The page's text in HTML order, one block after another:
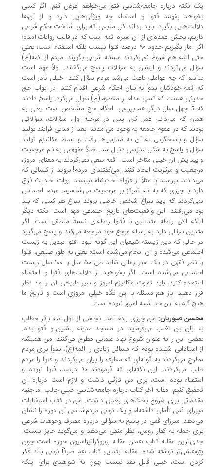
نکته درباره جامعه‌شناسی فتوا می‌خواهم عرض کنم. اگر کسی
بفهمد فتوا و استفتاء چه ویژگی‌هایی دارد و از آن‌ها
بگیرد، باید بداند کل منابعی که برای شناخت حکم شرعی
بخش عمده‌ای از آن سیره ائمه است که در قالب روایات آمده؛
اگر آمار بگیریم حدود ۹۰ درصد فتوا نیست بلکه استفتاء است؛ یعنی
ائمه هم شروع نمی‌کردند مسئله شرعی بگویند، مردم از ائمه(ع)
می‌کردند و ایشان به سؤالات پاسخ می‌گفتند. اولاً مهم است
که چه عواملی باعث می‌شد مردم سؤال کنند. خیلی نادر است
ائمه خودشان بدواً به بیان احکام شرعی اقدام کنند. در ابواب حج
هست که کسی مدام از معصوم(ع) سؤال می‌کرد. پاسخ دادند
تا چهل سال دیگر هم بپرسی، احکام حج مشخص است یعنی به
که می‌دانی عمل کن. پس در مرحله اول، سؤالات، سؤالاتی
که در عموم جامعه به وجود می‌آمدند. بعد از مدتی فرایند تولید
و پاسخگویی به آن به مَدرَس‌ها رفت و بسط مکانیزم تولید
و پاسخ به شکل مَدرَسی دنبال شد. اصلاً مفهومی به نام مرجعیت
آن خیلی متأخر است. ائمه سعی نمی‌کردند به معنای امروز،
و مرکزیت ایجاد کنند. می‌گفتند‌‌ای مردم! بروید از کسانی که
بپرسید یا مثلاً از «رُواهِ اَحادیثِنا» بپرسید، روات احادیث فرق
با چیزی که به نام تمرکز بر مرجعیت می‌شناسیم. مردم احساس
که باید سراغ شخص خاصی بروند سراغ هر کسی که بلد
می‌رفتند. این واقعیت‌های تاریخ اجتماعی مهم است. نکته دیگر
الان رابطه متدینین با فتاوا رابطه‌ای نسبتاً منطقی است. اگر
سؤالی دارد به رساله مرجع خود مراجعه می‌کند و پاسخ می‌گیرد
حالی که دین زیسته شیعیان این گونه نبود. فتوا تبدیل به زیست
می‌شده و آن انجام می‌شده است؛ یعنی به طور طبیعی، فتوا
یا نظر فقهی در یک سیر زمانی شاید طی ۵۰ سال یا ۱۰۰ سال زیست
می‌شده است. اگر بخواهید از دلالت‌های فتوا و استفتاء
کنید، باید تفاوت مکانیزم امروز و سیر تاریخی آن را مد نظر
دهید. باز هم مسئله با این نگاه خیلی امروزی است و تاریخ ما
گاه به این حد شبیه امروز نبوده است.
صبوریان:من چیزی یادم آمد. نجاشی از قول امام باقر خطاب
ابان بن تغلب می‌فرماید: در مسجد مدینه بنشین و فتوا بده.
این را به عنوان شروع نهاد علمایی مطرح می‌کنند. من همیشه
استادانی شنیده بودم که مسائل زیادی را ائمه(ع)، بدواً برای مردم
می‌کردند به گونه‌ای که معارف را بیان می‌کردند و فتوا را مردم
طلب می‌کردند. این نکته‌ای که فرمودند ۹۰ درصد، فتوا نبوده و
بوده است، برای من تازگی داشت و لازم است درباره آن
کنیم. مقاله آخر کتاب درباره جامعه‌شناسی خیلی جالب اما جنبه
برای شروع بحث‌های بعدی داشت. من در کتاب استفتائات
قمی تأملی داشته‌ام و یک نوعی مردم‌شناسی آن دوره را نشان
میرزای قمی در پاسخ به سؤالی درباره مصرف وجوهات شرعی
حمله به کفار روس، نظر منفی می‌دهد و می‌گوید جایز نیست.
مقاله کتاب همان مقاله بوروکراتیزاسیون حوزه است چون
نوشته شده، مقاله ابتدایی کتاب هم صرفاً نوعی بلند فکر
است، خیلی قابل نقد نیست چون نه شواهدی برای اینکه